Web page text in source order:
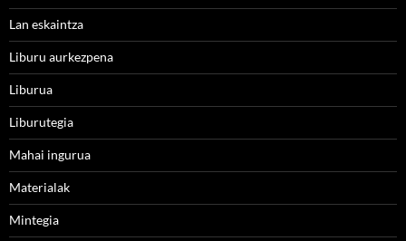
Lan eskaintza
Liburu aurkezpena
Liburua
Liburutegia
Mahai ingurua
Materialak
Mintegia